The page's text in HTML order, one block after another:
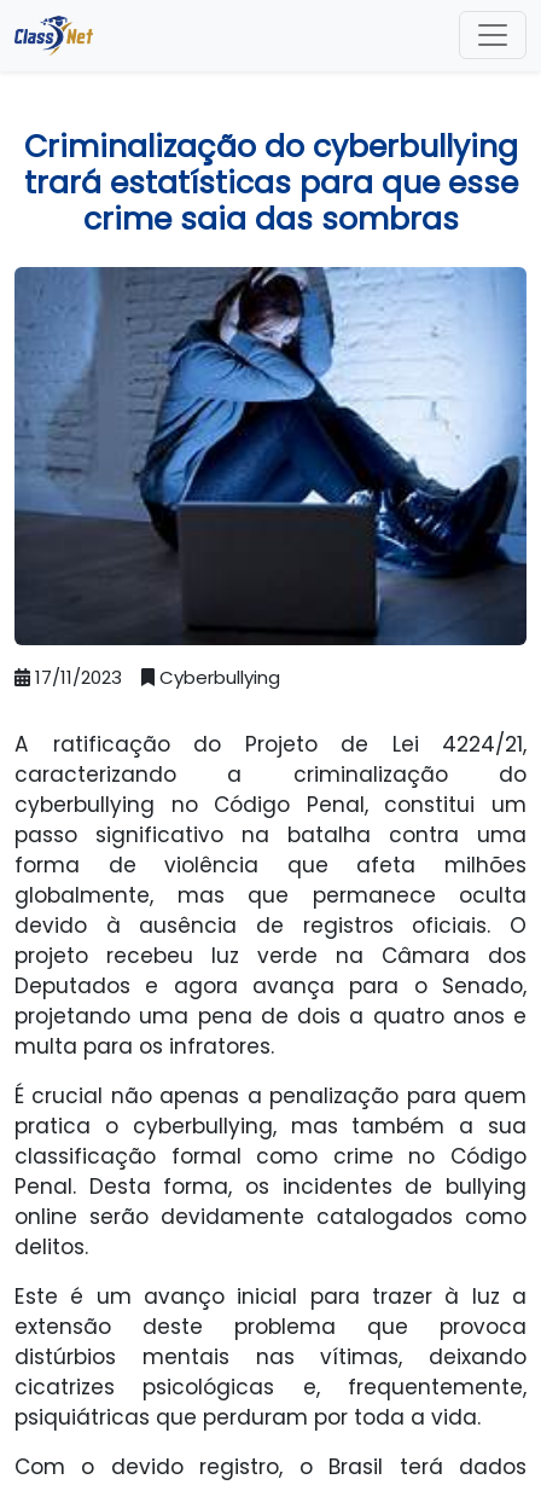
Criminalização do cyberbullying
trará estatísticas para que esse
crime saia das sombras
17/11/2023 Cyberbullying
A ratificação do Projeto de Lei 4224/21,
caracterizando a criminalização do
cyberbullying no Código Penal, constitui um
passo significativo na batalha contra uma
forma de violência que afeta milhões
globalmente, mas que permanece oculta
devido à ausência de registros oficiais. O
projeto recebeu luz verde na Câmara dos
Deputados e agora avança para o Senado,
projetando uma pena de dois a quatro anos e
multa para os infratores.
É crucial não apenas a penalização para quem
pratica o cyberbullying, mas também a sua
classificação formal como crime no Código
Penal. Desta forma, os incidentes de bullying
online serão devidamente catalogados como
delitos.
Este é um avanço inicial para trazer à luz a
extensão deste problema que provoca
distúrbios mentais nas vítimas, deixando
cicatrizes psicológicas e, frequentemente,
psiquiátricas que perduram por toda a vida.
Com o devido registro, o Brasil terá dados